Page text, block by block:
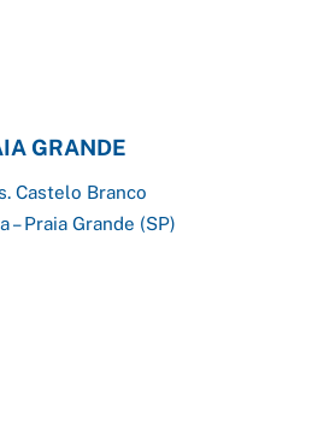
GRANDE
Castelo Branco
– Praia Grande (SP)